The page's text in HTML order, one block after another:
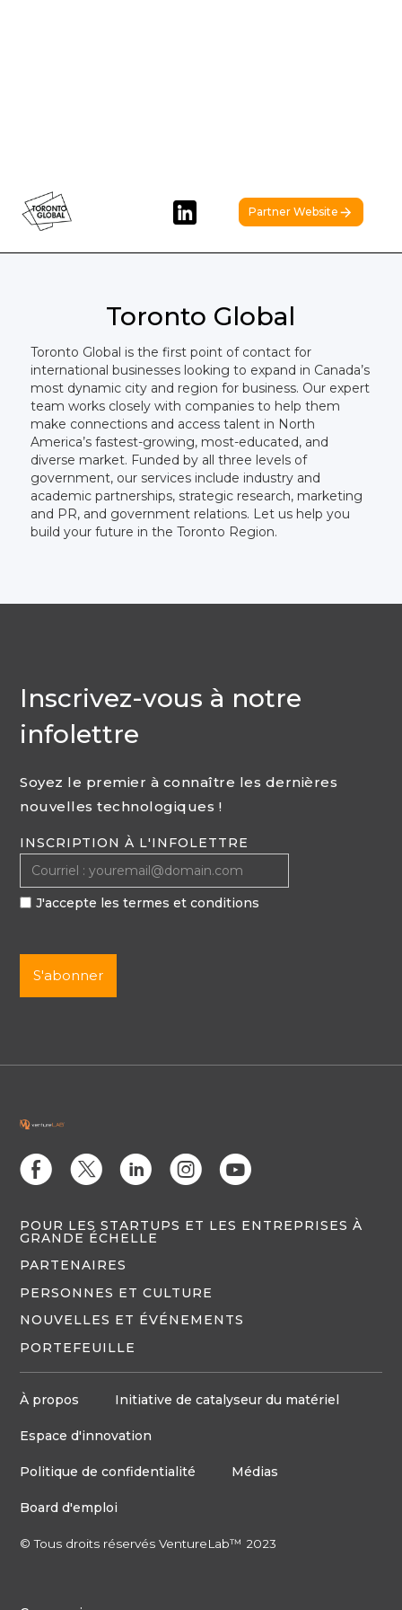
Partner Website
Toronto Global
Toronto Global is the first point of contact for
international businesses looking to expand in Canada’s
most dynamic city and region for business. Our expert
team works closely with companies to help them
make connections and access talent in North
America’s fastest-growing, most-educated, and
diverse market. Funded by all three levels of
government, our services include industry and
academic partnerships, strategic research, marketing
and PR, and government relations. Let us help you
build your future in the Toronto Region.
Inscrivez-vous à notre
infolettre
Soyez le premier à connaître les dernières
nouvelles technologiques !
INSCRIPTION À L'INFOLETTRE
J'accepte les termes et conditions
E D C Q M
POUR LES STARTUPS ET LES ENTREPRISES À
GRANDE ÉCHELLE
PARTENAIRES
PERSONNES ET CULTURE
NOUVELLES ET ÉVÉNEMENTS
PORTEFEUILLE
À propos Initiative de catalyseur du matériel
Espace d'innovation
Politique de confidentialité Médias
Board d'emploi
© Tous droits réservés VentureLab™ 2023